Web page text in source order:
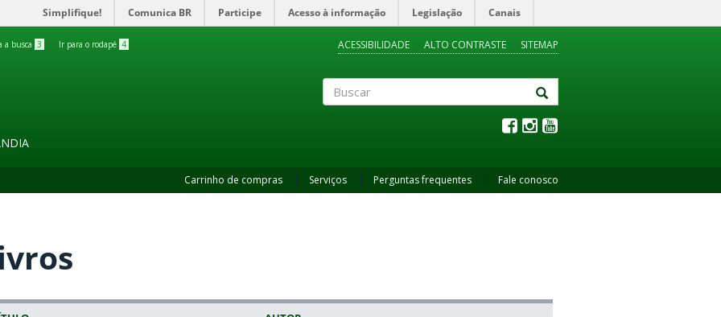
Simplifique! Comunica BR Participe Acesso à informação Legislação Canais
a busca 3 Ir para o rodapé 4 ACESSIBILIDADE ALTO CONTRASTE SITEMAP
Carrinho de compras Serviços Perguntas frequentes Fale conosco